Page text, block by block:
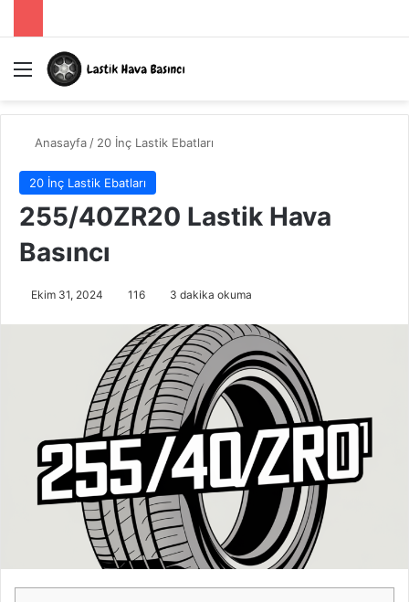
Menü
Anasayfa / 20 İnç Lastik Ebatları
20 İnç Lastik Ebatları
255/40ZR20 Lastik Hava
Basıncı
Ekim 31, 2024 116 3 dakika okuma